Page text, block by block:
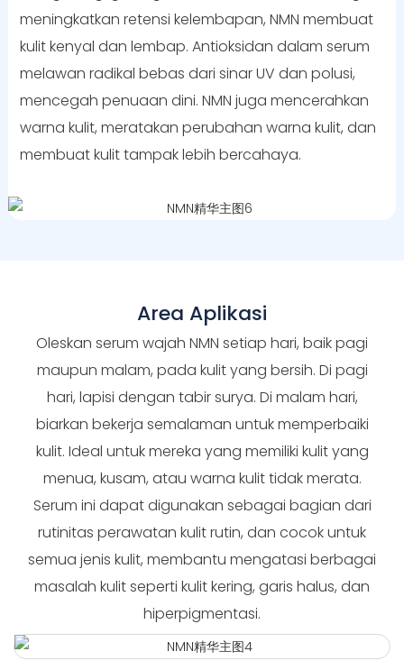
meningkatkan retensi kelembapan, NMN membuat
kulit kenyal dan lembap. Antioksidan dalam serum
melawan radikal bebas dari sinar UV dan polusi,
mencegah penuaan dini. NMN juga mencerahkan
warna kulit, meratakan perubahan warna kulit, dan
membuat kulit tampak lebih bercahaya.
Area Aplikasi
Oleskan serum wajah NMN setiap hari, baik pagi
maupun malam, pada kulit yang bersih. Di pagi
hari, lapisi dengan tabir surya. Di malam hari,
biarkan bekerja semalaman untuk memperbaiki
kulit. Ideal untuk mereka yang memiliki kulit yang
menua, kusam, atau warna kulit tidak merata.
Serum ini dapat digunakan sebagai bagian dari
rutinitas perawatan kulit rutin, dan cocok untuk
semua jenis kulit, membantu mengatasi berbagai
masalah kulit seperti kulit kering, garis halus, dan
hiperpigmentasi.